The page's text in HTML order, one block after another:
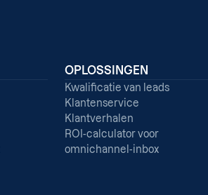
OPLOSSINGEN
Kwalificatie van leads
Klantenservice
Klantverhalen
ROI-calculator voor
omnichannel-inbox